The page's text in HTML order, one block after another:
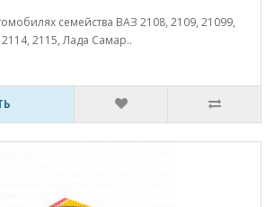
семейства ВАЗ 2108, 2109, 21099,
2115, Лада Самар..